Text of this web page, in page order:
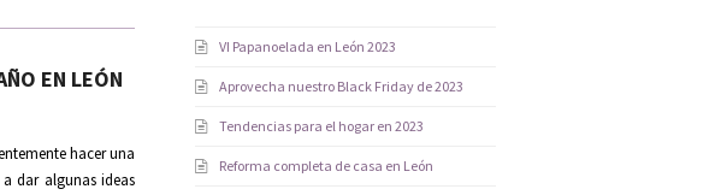
EN LEÓN
hacer una
dar algunas ideas
VI Papanoelada en León 2023
Aprovecha nuestro Black Friday de 2023
Tendencias para el hogar en 2023
Reforma completa de casa en León